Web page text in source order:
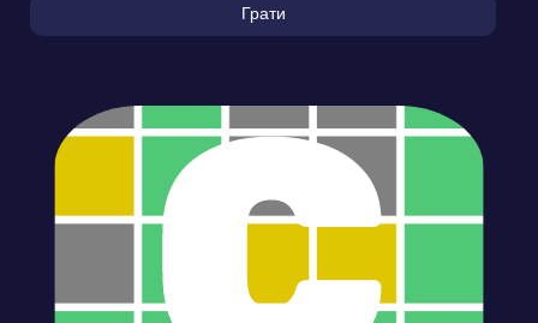
Грати